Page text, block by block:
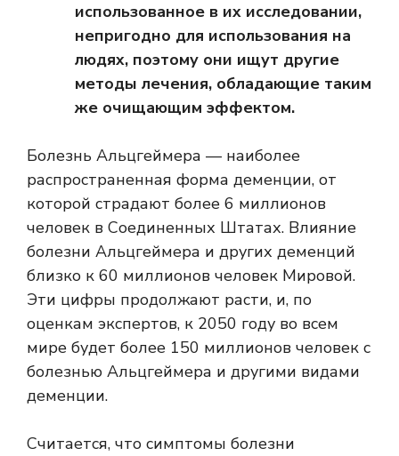
использованное в их исследовании,
непригодно для использования на
людях, поэтому они ищут другие
методы лечения, обладающие таким
же очищающим эффектом.
Болезнь Альцгеймера — наиболее
распространенная форма деменции, от
которой страдают более 6 миллионов
человек в Соединенных Штатах. Влияние
болезни Альцгеймера и других деменций
близко к 60 миллионов человек Мировой.
Эти цифры продолжают расти, и, по
оценкам экспертов, к 2050 году во всем
мире будет более 150 миллионов человек с
болезнью Альцгеймера и другими видами
деменции.
Считается, что симптомы болезни